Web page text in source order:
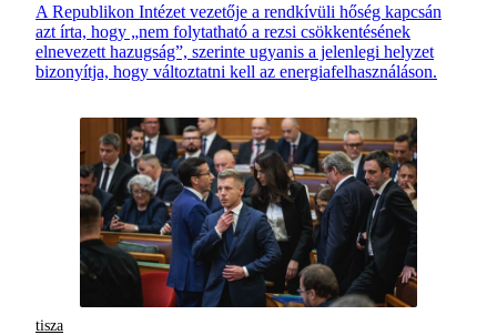
A Republikon Intézet vezetője a rendkívüli hőség kapcsán
azt írta, hogy „nem folytatható a rezsi csökkentésének
elnevezett hazugság”, szerinte ugyanis a jelenlegi helyzet
bizonyítja, hogy változtatni kell az energiafelhasználáson.
tisza